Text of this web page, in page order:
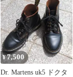
¥7,500
Dr. Martens uk5 ドクタ